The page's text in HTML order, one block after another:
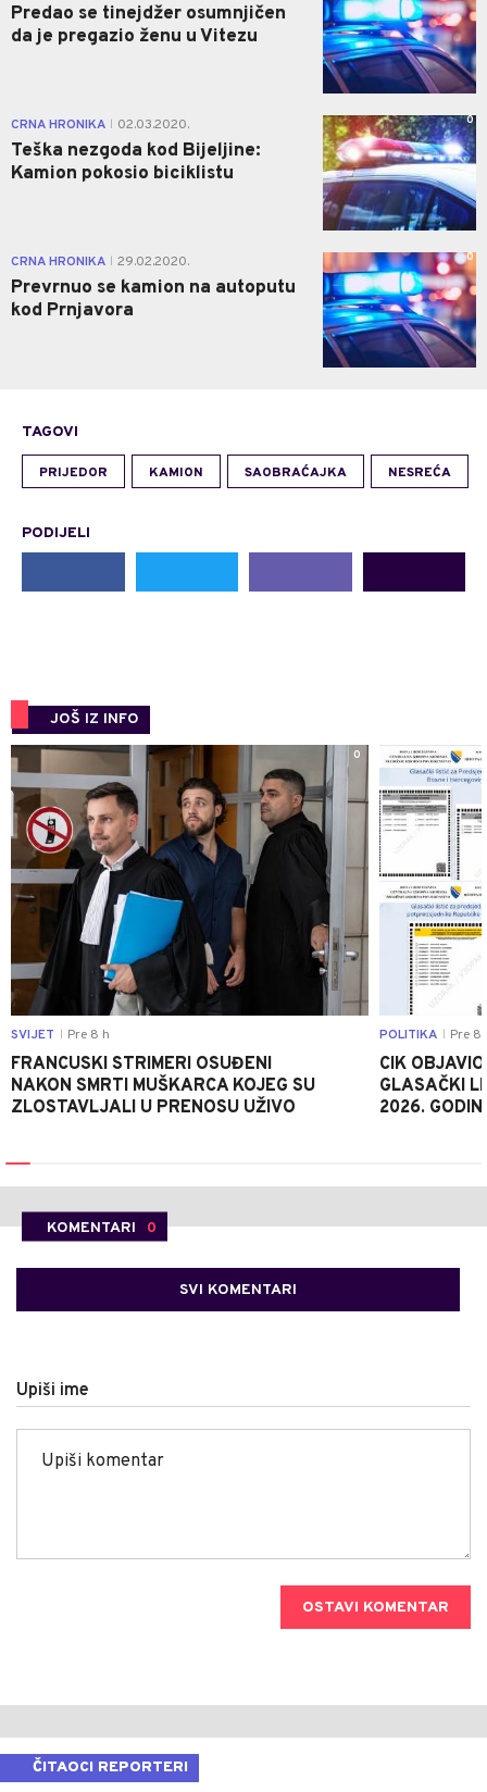
Predao se tinejdžer osumnjičen
da je pregazio ženu u Vitezu
CRNA HRONIKA 02.03.2020.
Teška nezgoda kod Bijeljine:
Kamion pokosio biciklistu
0
CRNA HRONIKA 29.02.2020.
Prevrnuo se kamion na autoputu
kod Prnjavora
0
TAGOVI
PRIJEDOR KAMION SAOBRAĆAJKA NESREĆA
PODIJELI
JOŠ IZ INFO
0
SVIJET Pre 8 h
FRANCUSKI STRIMERI OSUĐENI
NAKON SMRTI MUŠKARCA KOJEG SU
ZLOSTAVLJALI U PRENOSU UŽIVO
POLITIKA Pre 8
CIK
GLASAČKI
2026.
KOMENTARI 0
SVI KOMENTARI
Upiši ime
OSTAVI KOMENTAR
ČITAOCI REPORTERI